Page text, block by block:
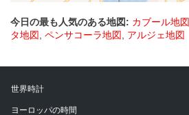
今日の最も人気のある地図: カブール地図
タ地図, ペンサコーラ地図, アルジェ地図
世界時計
ヨーロッパの時間